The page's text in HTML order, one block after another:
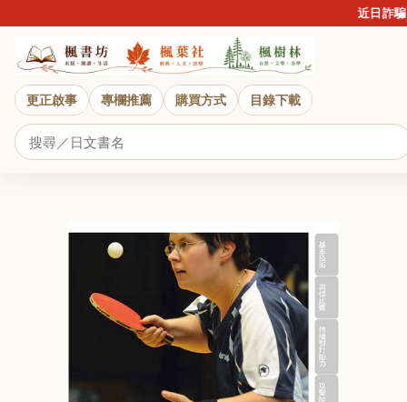
近日詐騙盛行
更正啟事 專欄推薦 購買方式 目錄下載